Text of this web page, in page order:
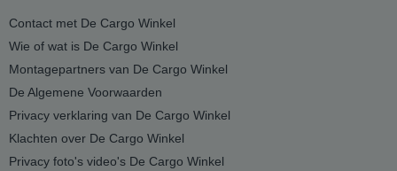
Contact met De Cargo Winkel
Wie of wat is De Cargo Winkel
Montagepartners van De Cargo Winkel
De Algemene Voorwaarden
Privacy verklaring van De Cargo Winkel
Klachten over De Cargo Winkel
Privacy foto's video's De Cargo Winkel